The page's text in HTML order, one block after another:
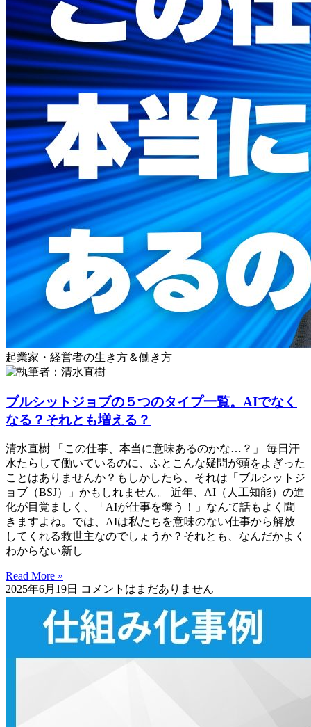
起業家・経営者の生き方＆働き方
ブルシットジョブの５つのタイプ一覧。AIでなく
なる？それとも増える？
清水直樹 「この仕事、本当に意味あるのかな…？」 毎日汗
水たらして働いているのに、ふとこんな疑問が頭をよぎった
ことはありませんか？もしかしたら、それは「ブルシットジ
ョブ（BSJ）」かもしれません。 近年、AI（人工知能）の進
化が目覚ましく、「AIが仕事を奪う！」なんて話もよく聞
きますよね。では、AIは私たちを意味のない仕事から解放
してくれる救世主なのでしょうか？それとも、なんだかよく
わからない新し
Read More »
2025年6月19日 コメントはまだありません